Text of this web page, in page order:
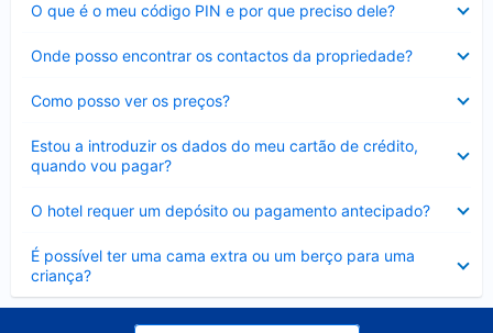
O que é o meu código PIN e por que preciso dele?
fechado
Onde posso encontrar os contactos da propriedade?
fechado
Como posso ver os preços?
fechado
Estou a introduzir os dados do meu cartão de crédito,
quando vou pagar?
fechado
O hotel requer um depósito ou pagamento antecipado?
fechado
É possível ter uma cama extra ou um berço para uma
criança?
Elemento
fechado